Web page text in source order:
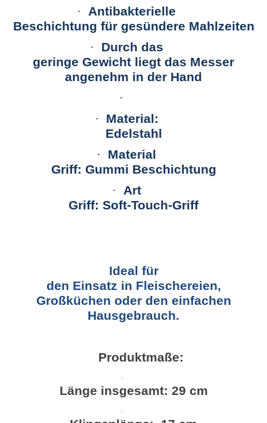
· Antibakterielle
Beschichtung für gesündere Mahlzeiten
·
Durch das
geringe Gewicht liegt das Messer
angenehm in der Hand
·
·
Material:
Edelstahl
·
Material
Griff: Gummi Beschichtung
· Art
Griff: Soft-Touch-Griff
Ideal für
den Einsatz in Fleischereien,
Großküchen oder den einfachen
Hausgebrauch.
Produktmaße:
·
Länge insgesamt: 29 cm
·